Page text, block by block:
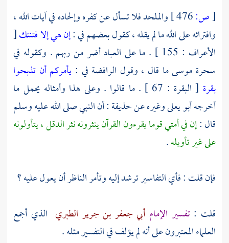
[ص:
والملحد فلا تسأل عن كفره وإلحاده في آيات الله ،
وافترائه على الله ما لم يقله ، كقول بعضهم في :إن هي إلا فتنتك[
الأعراف : 155 ] . ما على العباد أضر من ربهم . وكقوله في
سحرة موسىما قال ، وقول الرافضة في : يأمركم أن تذبحوا
بقرة
[ البقرة : 67 ] . ما قالوا . وعلى هذا وأمثاله يحمل ما
أخرجهأبو يعلىوغيره عنحذيفة: أن النبي صلى الله عليه وسلم
قال :إن في أمتي قوما يقرءون القرآن ينثرونه نثر الدقل ، يتأولونه
على غير تأويله.
فإن قلت : فأي التفاسير ترشد إليه وتأمر الناظر أن يعول عليه ؟
قلت :تفسير الإمام أبي جعفر بن جرير الطبري الذي أجمع
العلماء المعتبرون على أنه لم يؤلف في التفسير مثله .